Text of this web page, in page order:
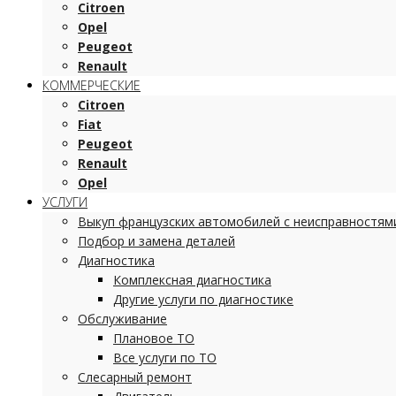
Citroen
Opel
Peugeot
Renault
КОММЕРЧЕСКИЕ
Citroen
Fiat
Peugeot
Renault
Opel
УСЛУГИ
Выкуп французских автомобилей с
Подбор и замена деталей
Диагностика
Комплексная диагностика
Другие услуги по диагностике
Обслуживание
Плановое ТО
Все услуги по ТО
Слесарный ремонт